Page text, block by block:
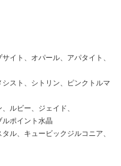
イト、オパール、アパタイト、
スト、シトリン、ピンクトルマ
ルビー、ジェイド、
ルポイント水晶
ル、キュービックジルコニア、